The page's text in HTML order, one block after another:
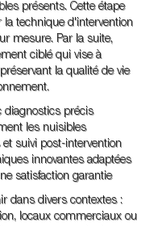
présents. Cette étape
technique d'intervention
mesure. Par la suite,
ciblé qui vise à
la qualité de vie
diagnostics précis
les nuisibles
suivi post-intervention
innovantes adaptées
satisfaction garantie
dans divers contextes :
locaux commerciaux ou